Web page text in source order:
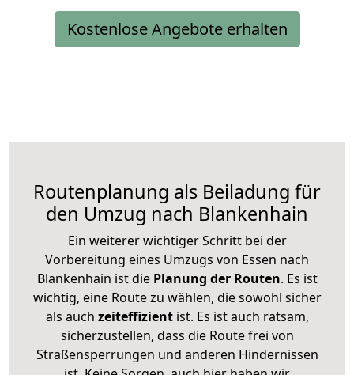
Kostenlose Angebote erhalten
Routenplanung als Beiladung für
den Umzug nach Blankenhain
Ein weiterer wichtiger Schritt bei der
Vorbereitung eines Umzugs von Essen nach
Blankenhain ist diePlanung der Routen. Es ist
wichtig, eine Route zu wählen, die sowohl sicher
als auch zeiteffizientist. Es ist auch ratsam,
sicherzustellen, dass die Route frei von
Straßensperrungen und anderen Hindernissen